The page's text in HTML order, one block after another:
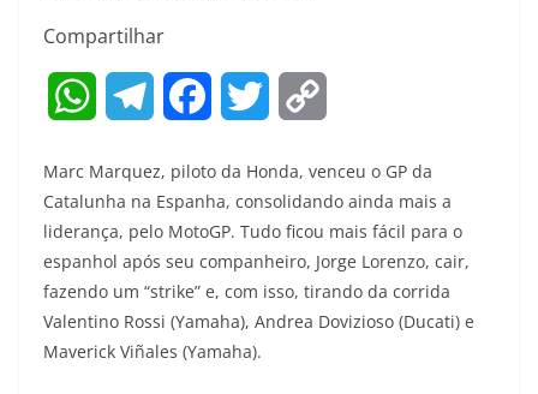
Compartilhar
W
a
t
s
A
l
e
g
r
c
e
b
o
i
t
t
e
p
y
L
Marc Marquez, piloto da Honda, venceu o GP da
Catalunha na Espanha, consolidando ainda mais a
liderança, pelo MotoGP. Tudo ficou mais fácil para o
espanhol após seu companheiro, Jorge Lorenzo, cair,
fazendo um “strike” e, com isso, tirando da corrida
Valentino Rossi (Yamaha), Andrea Dovizioso (Ducati) e
Maverick Viñales (Yamaha).